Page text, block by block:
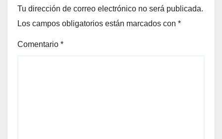
Tu dirección de correo electrónico no será publicada.
Los campos obligatorios están marcados con *
Comentario *